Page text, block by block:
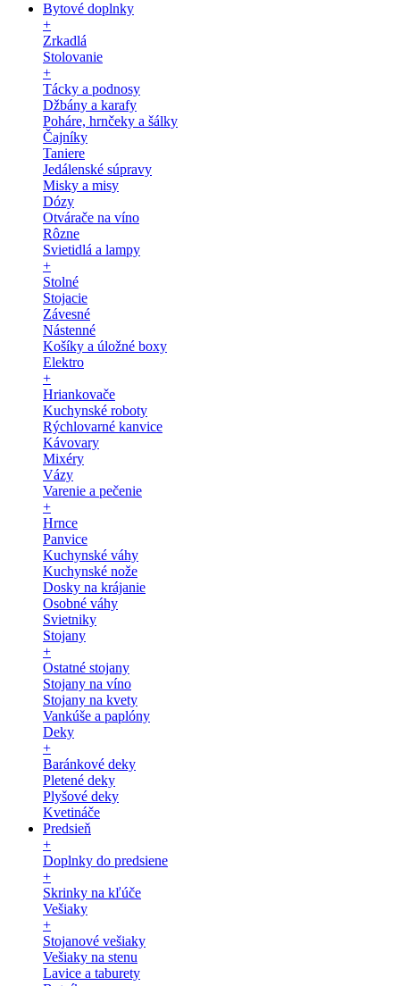
Bytové doplnky
+
Zrkadlá
Stolovanie
+
Tácky a podnosy
Džbány a karafy
Poháre, hrnčeky a šálky
Čajníky
Taniere
Jedálenské súpravy
Misky a misy
Dózy
Otvárače na víno
Rôzne
Svietidlá a lampy
+
Stolné
Stojacie
Závesné
Nástenné
Košíky a úložné boxy
Elektro
+
Hriankovače
Kuchynské roboty
Rýchlovarné kanvice
Kávovary
Mixéry
Vázy
Varenie a pečenie
+
Hrnce
Panvice
Kuchynské váhy
Kuchynské nože
Dosky na krájanie
Osobné váhy
Svietniky
Stojany
+
Ostatné stojany
Stojany na víno
Stojany na kvety
Vankúše a paplóny
Deky
+
Baránkové deky
Pletené deky
Plyšové deky
Kvetináče
Predsieň
+
Doplnky do predsiene
+
Skrinky na kľúče
Vešiaky
+
Stojanové vešiaky
Vešiaky na stenu
Lavice a taburety